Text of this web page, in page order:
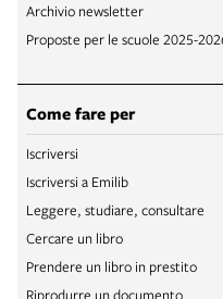
Archivio newsletter
Proposte per le scuole 2025-
Come fare per
Iscriversi
Iscriversi a Emilib
Leggere, studiare, consultare
Cercare un libro
Prendere un libro in prestito
Riprodurre un documento